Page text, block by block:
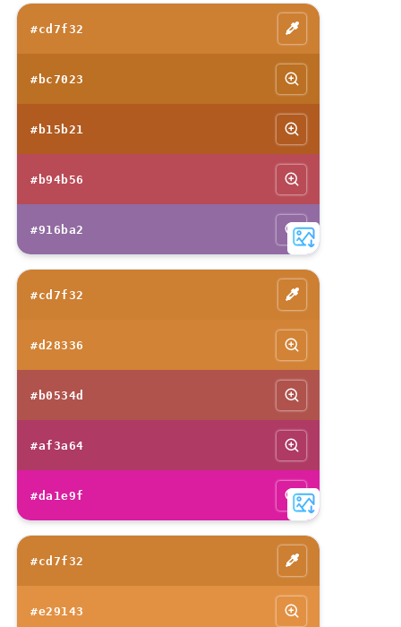
#cd7f32
#bc7023
#b15b21
#b94b56
#916ba2
#cd7f32
#d28336
#b0534d
#af3a64
#da1e9f
#cd7f32
#e29143